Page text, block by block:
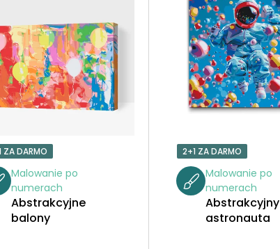
ZA DARMO
Malowanie po
numerach
Abstrakcyjne
balony
2+1 ZA DARMO
Malowanie po
numerach
Abstrakcyjny
astronauta